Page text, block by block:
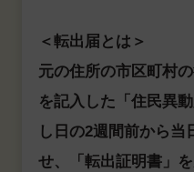
＜転出届とは＞
元の住所の市区町村
を記入した「住民異
し日の2週間前から当
せ、「転出証明書」を